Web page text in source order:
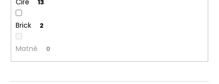
Čiré 13
Brick 2
Matné 0